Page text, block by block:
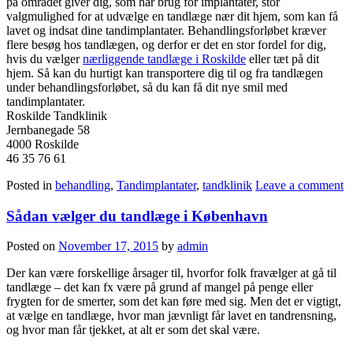
valgmulighed for at udvælge en tandlæge nær dit hjem, som kan få
lavet og indsat dine tandimplantater. Behandlingsforløbet kræver
flere besøg hos tandlægen, og derfor er det en stor fordel for dig,
hvis du vælgernærliggende tandlæge i Roskilde eller tæt på dit
hjem. Så kan du hurtigt kan transportere dig til og fra tandlægen
under behandlingsforløbet, så du kan få dit nye smil med
tandimplantater.
Roskilde Tandklinik
Jernbanegade 58
4000 Roskilde
46 35 76 61
Posted in behandling, Tandimplantater, tandklinik Leave a comment
Sådan vælger du tandlæge i København
Posted on November 17, 2015 by admin
Der kan være forskellige årsager til, hvorfor folk fravælger at gå til
tandlæge – det kan fx være på grund af mangel på penge eller
frygten for de smerter, som det kan føre med sig. Men det er vigtigt,
at vælge en tandlæge, hvor man jævnligt får lavet en tandrensning,
og hvor man får tjekket, at alt er som det skal være.